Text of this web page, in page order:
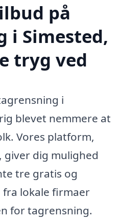
på
i Simested,
tryg ved
i
blevet nemmere at
Vores platform,
dig mulighed
tre gratis og
lokale firmaer
for tagrensning.